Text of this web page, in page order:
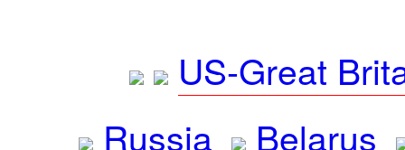
US-Great
Russia
Belarus